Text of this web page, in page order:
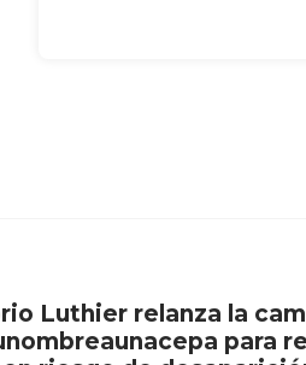
Luthier relanza la
para